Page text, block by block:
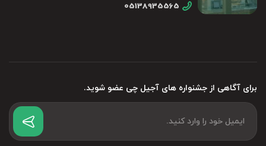
برای آگاهی از جشنواره های آجیل چی عضو شوید.
05138935565